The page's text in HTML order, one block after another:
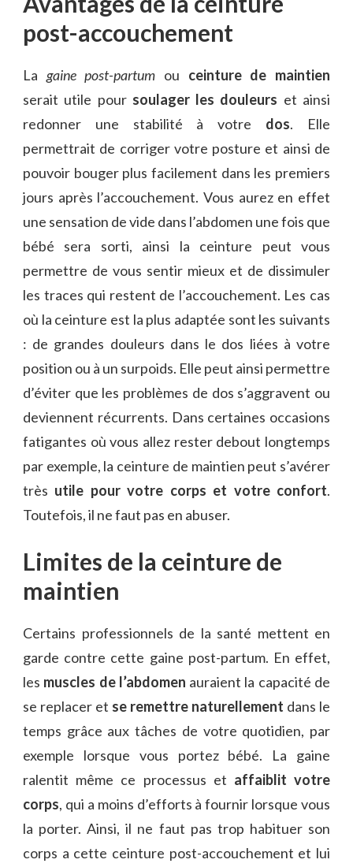
post-accouchement
La gaine post-partum ou ceinture de maintien
serait utile pour soulager les douleurs et ainsi
redonner une stabilité à votre dos. Elle
permettrait de corriger votre posture et ainsi de
pouvoir bouger plus facilement dans les premiers
jours après l’accouchement. Vous aurez en effet
une sensation de vide dans l’abdomen une fois que
bébé sera sorti, ainsi la ceinture peut vous
permettre de vous sentir mieux et de dissimuler
les traces qui restent de l’accouchement. Les cas
où la ceinture est la plus adaptée sont les suivants
: de grandes douleurs dans le dos liées à votre
position ou à un surpoids. Elle peut ainsi permettre
d’éviter que les problèmes de dos s’aggravent ou
deviennent récurrents. Dans certaines occasions
fatigantes où vous allez rester debout longtemps
par exemple, la ceinture de maintien peut s’avérer
très utile pour votre corps et votre confort.
Toutefois, il ne faut pas en abuser.
Limites de la ceinture de
maintien
Certains professionnels de la santé mettent en
garde contre cette gaine post-partum. En effet,
les muscles de l’abdomen auraient la capacité de
se replacer et se remettre naturellement dans le
temps grâce aux tâches de votre quotidien, par
exemple lorsque vous portez bébé. La gaine
ralentit même ce processus et affaiblit votre
corps, qui a moins d’efforts à fournir lorsque vous
la porter. Ainsi, il ne faut pas trop habituer son
corps a cette ceinture post-accouchement et lui